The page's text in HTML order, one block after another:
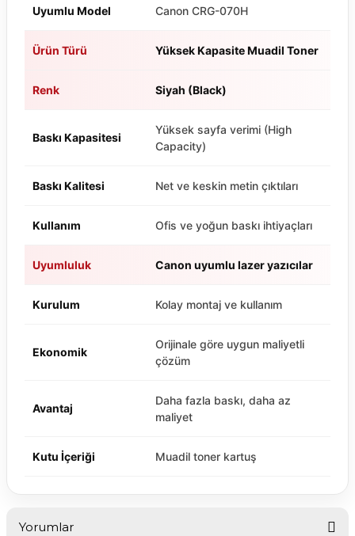
Uyumlu Model Canon CRG-070H
Ürün Türü Yüksek Kapasite Muadil Toner
Renk Siyah (Black)
Baskı Kapasitesi
Yüksek sayfa verimi (High
Capacity)
Baskı Kalitesi Net ve keskin metin çıktıları
Kullanım Ofis ve yoğun baskı ihtiyaçları
Uyumluluk Canon uyumlu lazer yazıcılar
Kurulum Kolay montaj ve kullanım
Ekonomik
Orijinale göre uygun maliyetli
çözüm
Avantaj
Daha fazla baskı, daha az
maliyet
Kutu İçeriği Muadil toner kartuş
Yorumlar